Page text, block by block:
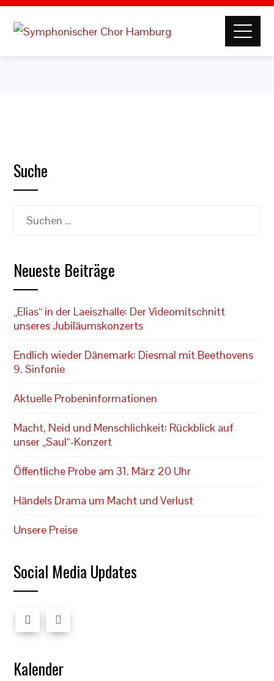
Suche
Suchen
Neueste Beiträge
„Elias“ in der Laeiszhalle: Der Videomitschnitt
unseres Jubiläumskonzerts
Endlich wieder Dänemark: Diesmal mit Beethovens
9. Sinfonie
Aktuelle Probeninformationen
Macht, Neid und Menschlichkeit: Rückblick auf
unser „Saul“-Konzert
Öffentliche Probe am 31. März 20 Uhr
Händels Drama um Macht und Verlust
Unsere Preise
Social Media Updates
Kalender